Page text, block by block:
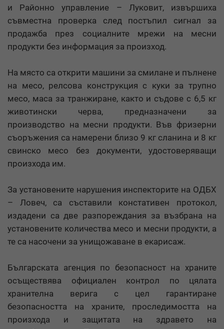
и Районно управление – Луковит, извършиха
съвместна проверка след постъпил сигнал за
продажба през социалните мрежи на месни
продукти без информация за произход.
На място са открити машини за смилане и пълнене
на месо, релсова конструкция с куки за трупно
месо, маса за транжиране, както и съдове с 6,5 кг
животински черва, предназначени за
производство на месни продукти. Във фризерни
съоръжения са намерени близо 9 кг сланина и 8 кг
свинско месо без документи, удостоверяващи
произхода им.
За установените нарушения инспекторите на ОДБХ
– Ловеч, са съставили констативен протокол,
издадени са две разпореждания за възбрана на
установените количества месо и месни продукти, а
те са насочени за унищожаване в екарисаж.
Българската агенция по безопасност на храните
осъществява официален контрол по цялата
хранителна верига с цел гарантиране
безопасността на храните, проследимостта на
произхода и защитата на здравето на